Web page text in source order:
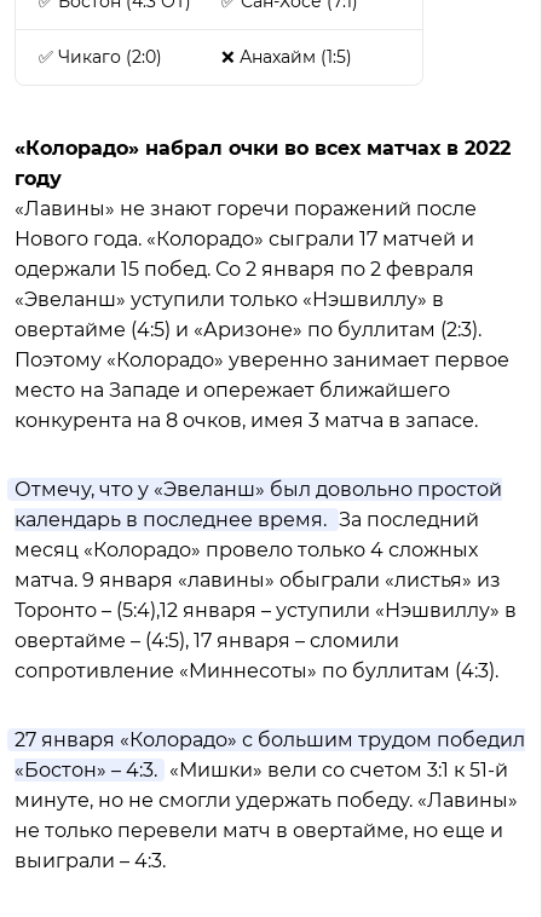
✅ Чикаго (2:0) ❌ Анахайм (1:5)
«Колорадо» набрал очки во всех матчах в 2022
году
«Лавины» не знают горечи поражений после
Нового года. «Колорадо» сыграли 17 матчей и
одержали 15 побед. Со 2 января по 2 февраля
«Эвеланш» уступили только «Нэшвиллу» в
овертайме (4:5) и «Аризоне» по буллитам (2:3).
Поэтому «Колорадо» уверенно занимает первое
место на Западе и опережает ближайшего
конкурента на 8 очков, имея 3 матча в запасе.
Отмечу, что у «Эвеланш» был довольно простой
календарь в последнее время. За последний
месяц «Колорадо» провело только 4 сложных
матча. 9 января «лавины» обыграли «листья» из
Торонто – (5:4),12 января – уступили «Нэшвиллу» в
овертайме – (4:5), 17 января – сломили
сопротивление «Миннесоты» по буллитам (4:3).
27 января «Колорадо» с большим трудом победил
«Бостон» – 4:3. «Мишки» вели со счетом 3:1 к 51-й
минуте, но не смогли удержать победу. «Лавины»
не только перевели матч в овертайме, но еще и
выиграли – 4:3.